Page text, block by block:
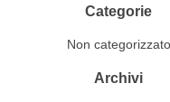
Categorie
Non categorizzato
Archivi